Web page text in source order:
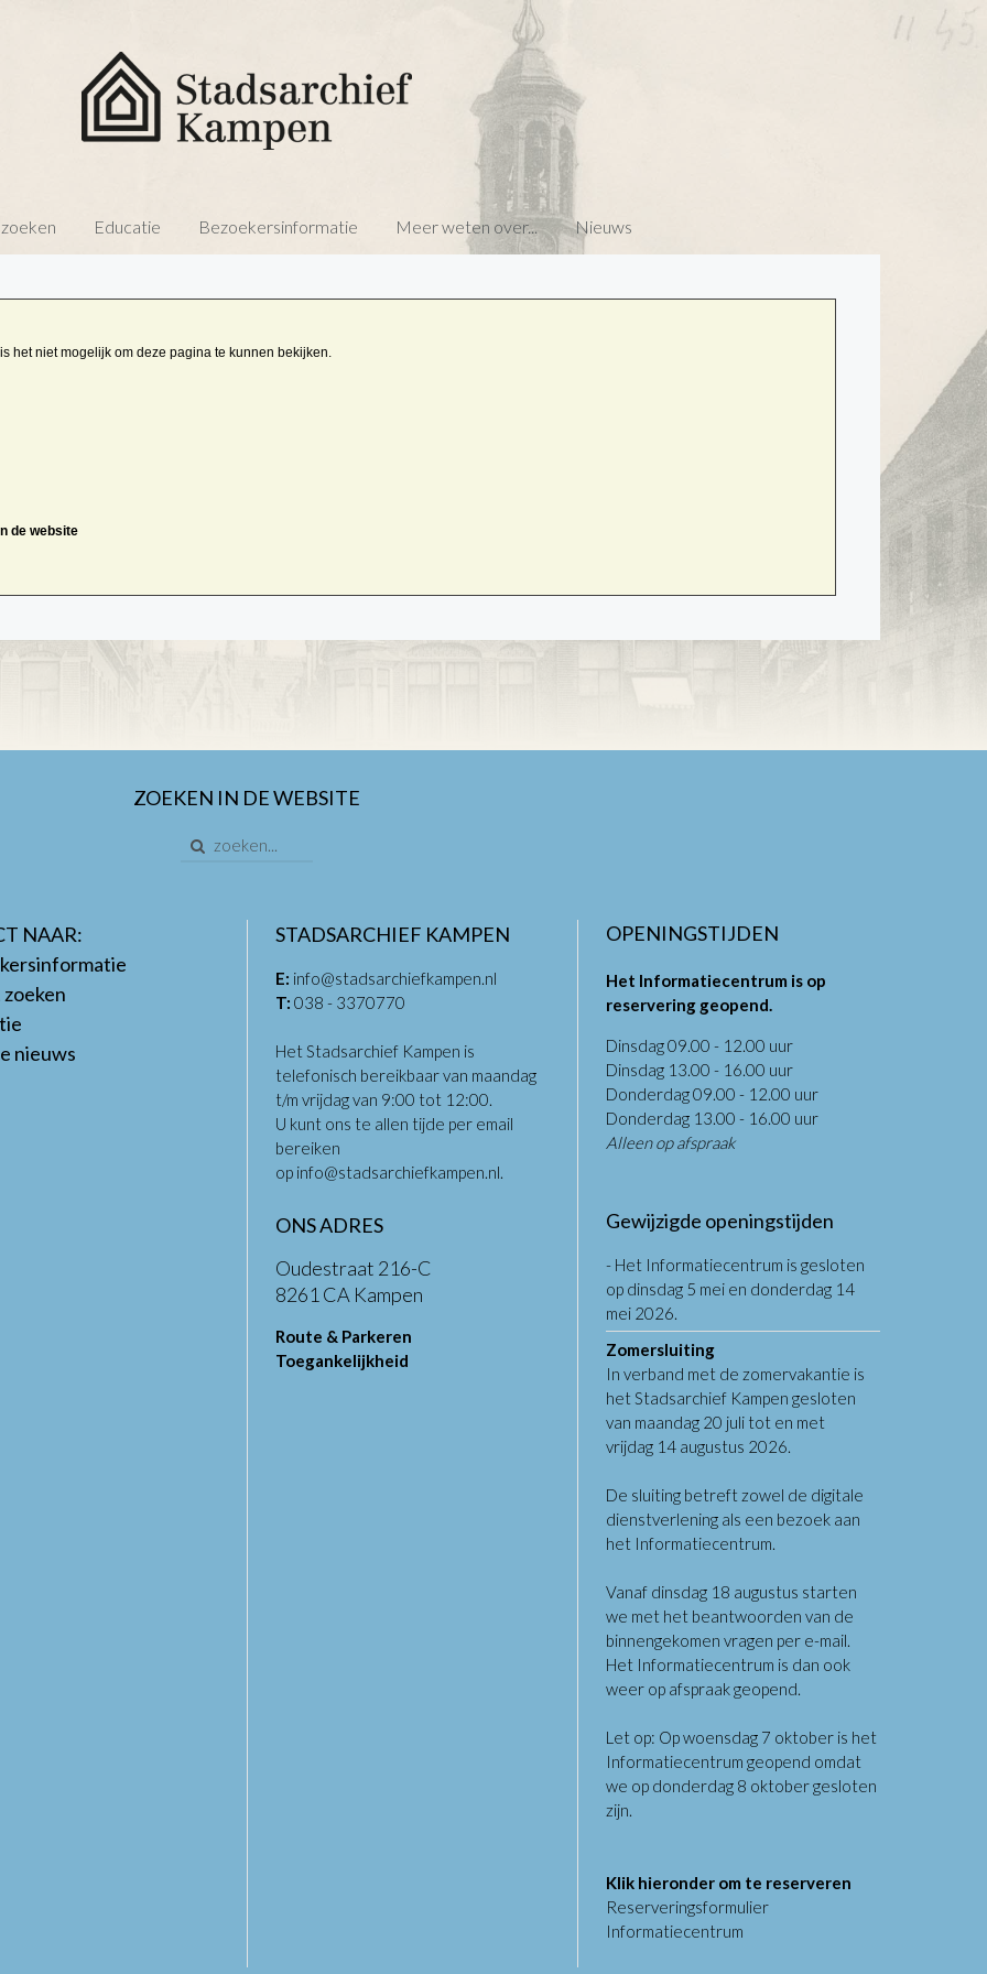
Educatie Bezoekersinformatie Meer weten over... Nieuws
het niet mogelijk om deze pagina te kunnen bekijken.
de website
ZOEKEN IN DE WEBSITE
NAAR:
nieuws
STADSARCHIEF KAMPEN
E: info@stadsarchiefkampen.nl
T: 038 - 3370770
Het Stadsarchief Kampen is
telefonisch bereikbaar van maandag
t/m vrijdag van 9:00 tot 12:00.
U kunt ons te allen tijde per email
bereiken
op info@stadsarchiefkampen.nl.
ONS ADRES
Oudestraat 216-C
8261 CA Kampen
Route & Parkeren
Toegankelijkheid
OPENINGSTIJDEN
Het Informatiecentrum is op
reservering geopend.
Dinsdag 09.00 - 12.00 uur
Dinsdag 13.00 - 16.00 uur
Donderdag 09.00 - 12.00 uur
Donderdag 13.00 - 16.00 uur
Alleen op afspraak
Gewijzigde openingstijden
- Het Informatiecentrum is gesloten
op dinsdag 5 mei en donderdag 14
mei 2026.
Zomersluiting
In verband met de zomervakantie is
het Stadsarchief Kampen gesloten
van maandag 20 juli tot en met
vrijdag 14 augustus 2026.
De sluiting betreft zowel de digitale
dienstverlening als een bezoek aan
het Informatiecentrum.
Vanaf dinsdag 18 augustus starten
we met het beantwoorden van de
binnengekomen vragen per e-mail.
Het Informatiecentrum is dan ook
weer op afspraak geopend.
Let op: Op woensdag 7 oktober is het
Informatiecentrum geopend omdat
we op donderdag 8 oktober gesloten
zijn.
Klik hieronder om te reserveren
Reserveringsformulier
Informatiecentrum